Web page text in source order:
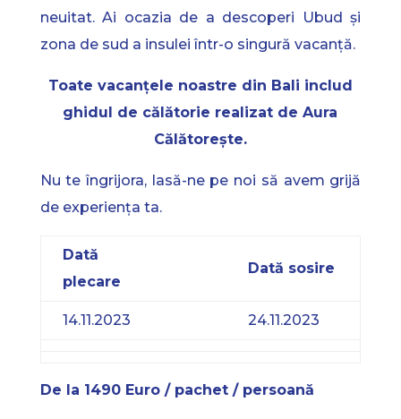
neuitat. Ai ocazia de a descoperi Ubud și
zona de sud a insulei într-o singură vacanță.
Toate vacanțele noastre din Bali includ
ghidul de călătorie realizat de Aura
Călătorește.
Nu te îngrijora, lasă-ne pe noi să avem grijă
de experiența ta.
Dată
plecare
Dată sosire
14.11.2023 24.11.2023
De la 1490 Euro / pachet / persoană